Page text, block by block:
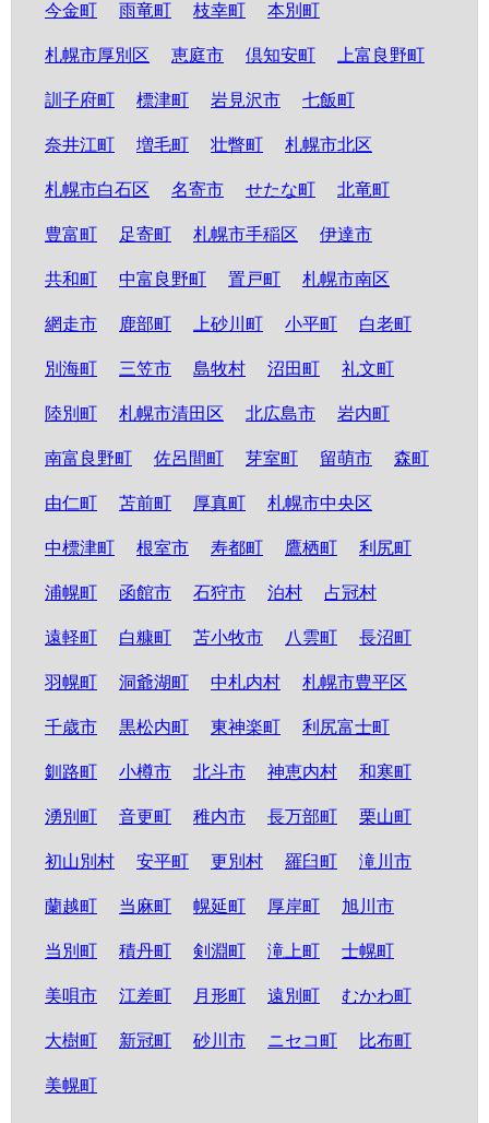
今金町 雨竜町 枝幸町 本別町
札幌市厚別区 恵庭市 倶知安町 上富良野町
訓子府町 標津町 岩見沢市 七飯町
奈井江町 増毛町 壮瞥町 札幌市北区
札幌市白石区 名寄市 せたな町 北竜町
豊富町 足寄町 札幌市手稲区 伊達市
共和町 中富良野町 置戸町 札幌市南区
網走市 鹿部町 上砂川町 小平町 白老町
別海町 三笠市 島牧村 沼田町 礼文町
陸別町 札幌市清田区 北広島市 岩内町
南富良野町 佐呂間町 芽室町 留萌市 森町
由仁町 苫前町 厚真町 札幌市中央区
中標津町 根室市 寿都町 鷹栖町 利尻町
浦幌町 函館市 石狩市 泊村 占冠村
遠軽町 白糠町 苫小牧市 八雲町 長沼町
羽幌町 洞爺湖町 中札内村 札幌市豊平区
千歳市 黒松内町 東神楽町 利尻富士町
釧路町 小樽市 北斗市 神恵内村 和寒町
湧別町 音更町 稚内市 長万部町 栗山町
初山別村 安平町 更別村 羅臼町 滝川市
蘭越町 当麻町 幌延町 厚岸町 旭川市
当別町 積丹町 剣淵町 滝上町 士幌町
美唄市 江差町 月形町 遠別町 むかわ町
大樹町 新冠町 砂川市 ニセコ町 比布町
美幌町